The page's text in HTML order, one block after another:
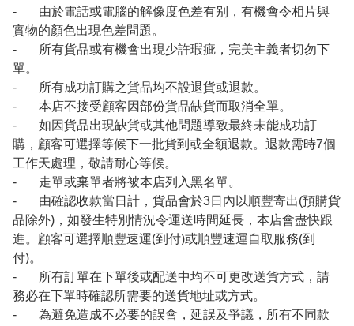
- 由於電話或電腦的解像度色差有别，有機會令相片與
實物的顏色出現色差問題。
- 所有貨品或有機會出現少許瑕疵，完美主義者切勿下
單。
- 所有成功訂購之貨品均不設退貨或退款。
- 本店不接受顧客因部份貨品缺貨而取消全單。
- 如因貨品出現缺貨或其他問題導致最終未能成功訂
購，顧客可選擇等候下一批貨到或全額退款。退款需時7個
工作天處理，敬請耐心等候。
- 走單或棄單者將被本店列入黑名單。
- 由確認收款當日計，貨品會於3日內以順豐寄出(預購貨
品除外)，如發生特別情況令運送時間延長，本店會盡快跟
進。顧客可選擇順豐速運(到付)或順豐速運自取服務(到
付)。
- 所有訂單在下單後或配送中均不可更改送貨方式，請
務必在下單時確認所需要的送貨地址或方式。
- 為避免造成不必要的誤會，延誤及爭議，所有不同款